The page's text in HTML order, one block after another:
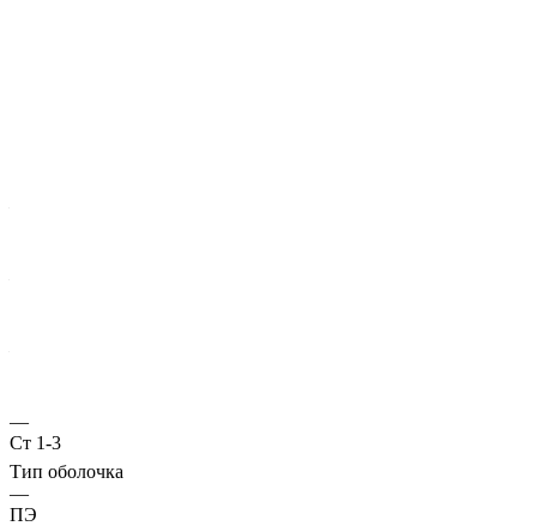
—
Ст 1-3
Тип оболочка
—
ПЭ